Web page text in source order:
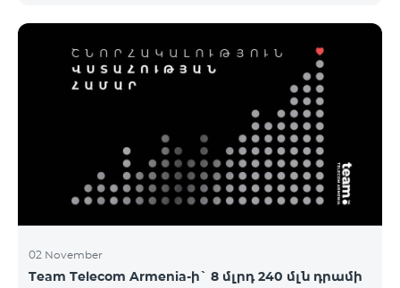
02 November
Team Telecom Armenia-ի` 8 մլրդ 240 մլն դրամի